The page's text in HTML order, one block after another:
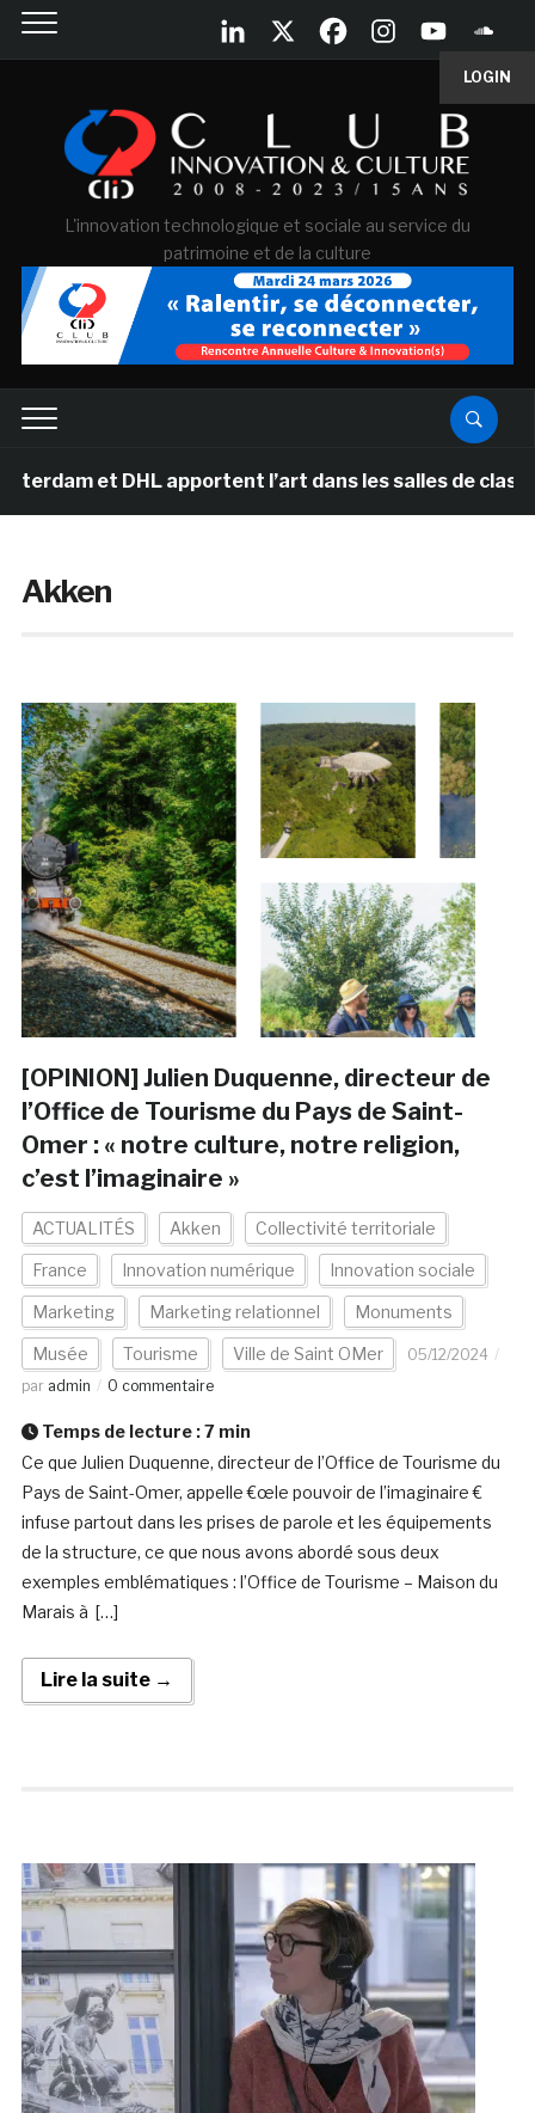
LOGIN
L'innovation technologique et sociale au service du
patrimoine et de la culture
et DHL apportent l’art dans les salles de classe des
Akken
[OPINION] Julien Duquenne, directeur de
l’Office de Tourisme du Pays de Saint-
Omer : « notre culture, notre religion,
c’est l’imaginaire »
ACTUALITÉS Akken Collectivité territoriale
France Innovation numérique Innovation sociale
Marketing Marketing relationnel Monuments
Musée Tourisme Ville de Saint OMer
05/12/2024
par admin 0 commentaire
Temps de lecture :7 min
Ce que Julien Duquenne, directeur de l’Office de Tourisme du
Pays de Saint-Omer, appelle €œle pouvoir de l’imaginaire €
infuse partout dans les prises de parole et les équipements
de la structure, ce que nous avons abordé sous deux
exemples emblématiques : l’Office de Tourisme – Maison du
Marais à […]
Lire la suite →